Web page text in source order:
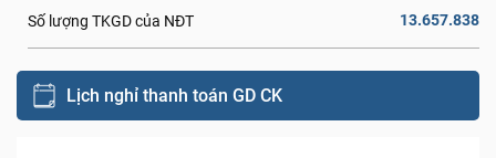
Số lượng TKGD của NĐT 13.657.838
Lịch nghỉ thanh toán GD CK